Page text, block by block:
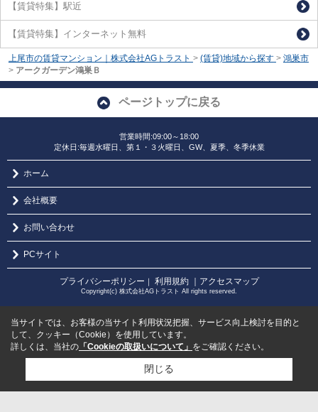
【賃貸特集】駅近
【賃貸特集】インターネット無料
上尾市の賃貸マンション｜株式会社AGトラスト > (賃貸)地域から探す > 鴻巣市
> アークガーデン鴻巣Ｂ
ページトップに戻る
営業時間:09:00～18:00
定休日:毎週水曜日、第１・３火曜日、GW、夏季、冬季休業
ホーム
会社概要
お問い合わせ
PCサイト
プライバシーポリシー 利用規約 ｜アクセスマップ
Copyright(c) 株式会社AGトラスト All rights reserved.
当サイトでは、お客様の当サイト利用状況把握、サービス向上検討を目的と
して、クッキー（Cookie）を使用しています。
詳しくは、当社の 「Cookieの取扱いについて」 をご確認ください。
閉じる